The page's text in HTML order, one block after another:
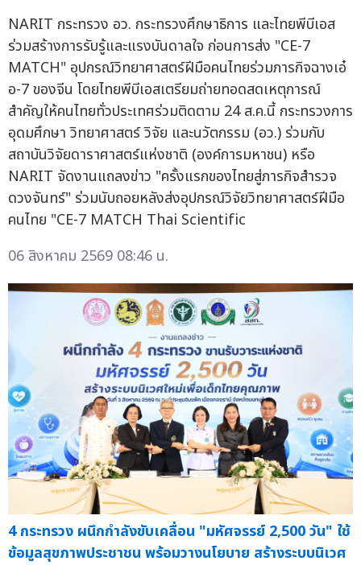
NARIT กระทรวง อว. กระทรวงศึกษาธิการ และไทยพีบีเอส
ร่วมสร้างการรับรู้และแรงบันดาลใจ ก่อนการส่ง "CE-7
MATCH" อุปกรณ์วิทยาศาสตร์ฝีมือคนไทยร่วมภารกิจฉางเอ๋
อ-7 ของจีน โดยไทยพีบีเอสเตรียมถ่ายทอดสดเหตุการณ์
สำคัญให้คนไทยทั่วประเทศร่วมติดตาม 24 ส.ค.นี้ กระทรวงการ
อุดมศึกษา วิทยาศาสตร์ วิจัย และนวัตกรรม (อว.) ร่วมกับ
สถาบันวิจัยดาราศาสตร์แห่งชาติ (องค์การมหาชน) หรือ
NARIT จัดงานแถลงข่าว "ครั้งแรกของไทยสู่ภารกิจสำรวจ
ดวงจันทร์" ร่วมนับถอยหลังส่งอุปกรณ์วิจัยวิทยาศาสตร์ฝีมือ
คนไทย "CE-7 MATCH Thai Scientific
06 สิงหาคม 2569 08:46 น.
4 กระทรวง ผนึกกำลังขับเคลื่อน "มหัศจรรย์ 2,500 วัน" ใช้
ข้อมูลสุขภาพประชาชน พร้อมวางนโยบาย สร้างระบบนิเวศ